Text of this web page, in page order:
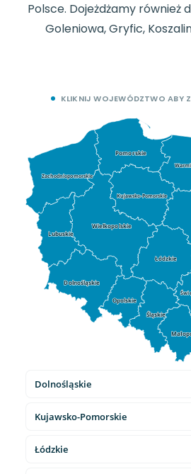
Polsce. Dojeżdżamy również
Goleniowa, Gryfic,
KLIKNIJ WOJEWÓDZTWO ABY
Dolnośląskie
Kujawsko-Pomorskie
Łódzkie
Lubuskie
Opolskie
Pomorskie
Śląskie
Wielkopolskie
Zachodniopomorskie
Dolnośląskie
Kujawsko-Pomorskie
Łódzkie